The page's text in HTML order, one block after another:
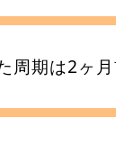
期は2ヶ